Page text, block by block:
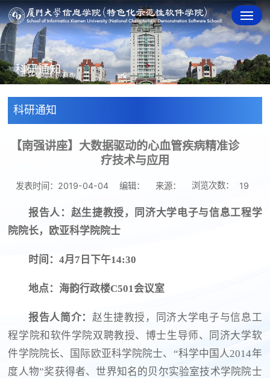
科研通知
科研通知
【南强讲座】大数据驱动的心血管疾病精准诊
疗技术与应用
发表时间：2019-04-04 编辑： 来源： 浏览次数： 19
报告人：赵生捷教授，同济大学电子与信息工程学
院院长，欧亚科学院院士
时间：4月7日下午14:30
地点：海韵行政楼C501会议室
报告人简介： 赵生捷教授，同济大学电子与信息工
程学院和软件学院双聘教授、博士生导师、同济大学软
件学院院长、国际欧亚科学院院士、“科学中国人2014年
度人物”奖获得者、世界知名的贝尔实验室技术学院院士